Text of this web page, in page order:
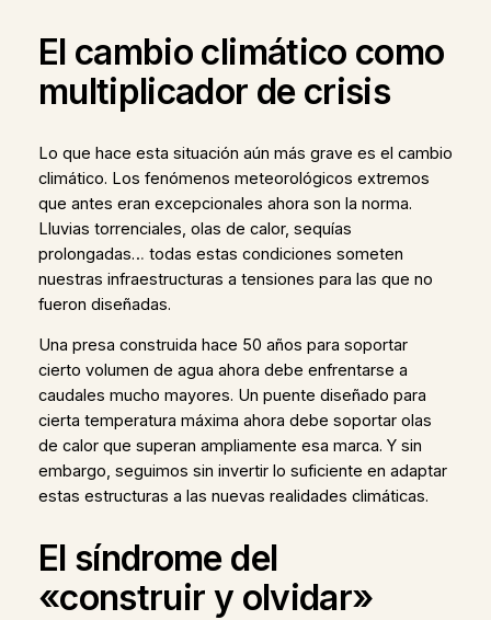
El cambio climático como
multiplicador de crisis
Lo que hace esta situación aún más grave es el cambio
climático. Los fenómenos meteorológicos extremos
que antes eran excepcionales ahora son la norma.
Lluvias torrenciales, olas de calor, sequías
prolongadas… todas estas condiciones someten
nuestras infraestructuras a tensiones para las que no
fueron diseñadas.
Una presa construida hace 50 años para soportar
cierto volumen de agua ahora debe enfrentarse a
caudales mucho mayores. Un puente diseñado para
cierta temperatura máxima ahora debe soportar olas
de calor que superan ampliamente esa marca. Y sin
embargo, seguimos sin invertir lo suficiente en adaptar
estas estructuras a las nuevas realidades climáticas.
El síndrome del
«construir y olvidar»